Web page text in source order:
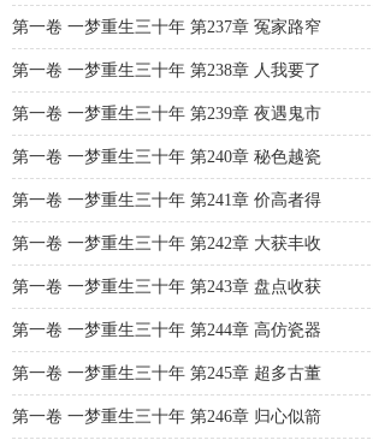
第一卷 一梦重生三十年 第237章 冤家路窄
第一卷 一梦重生三十年 第238章 人我要了
第一卷 一梦重生三十年 第239章 夜遇鬼市
第一卷 一梦重生三十年 第240章 秘色越瓷
第一卷 一梦重生三十年 第241章 价高者得
第一卷 一梦重生三十年 第242章 大获丰收
第一卷 一梦重生三十年 第243章 盘点收获
第一卷 一梦重生三十年 第244章 高仿瓷器
第一卷 一梦重生三十年 第245章 超多古董
第一卷 一梦重生三十年 第246章 归心似箭